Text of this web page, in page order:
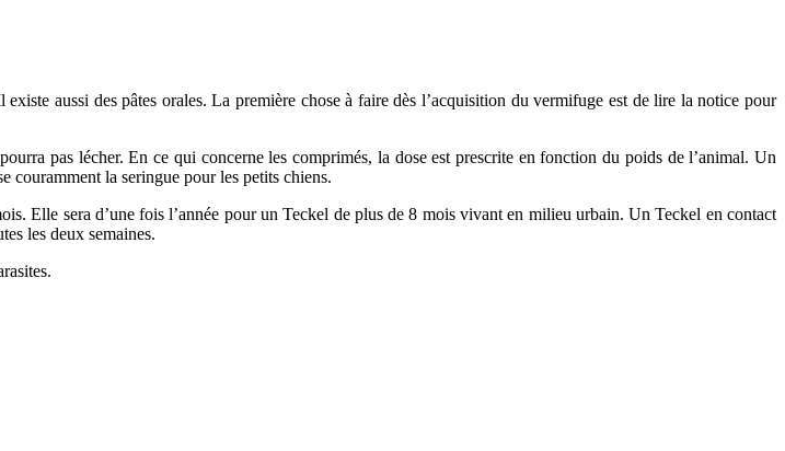
aussi des pâtes orales. La première chose à faire dès l’acquisition du vermifuge est de lire la notice pour
pas lécher. En ce qui concerne les comprimés, la dose est prescrite en fonction du poids de l’animal. Un
couramment la seringue pour les petits chiens.
Elle sera d’une fois l’année pour un Teckel de plus de 8 mois vivant en milieu urbain. Un Teckel en contact
les deux semaines.